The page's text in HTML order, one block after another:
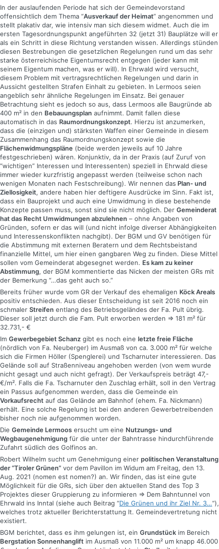
In der auslaufenden Periode hat sich der Gemeindevorstand
offensichtlich dem Thema “Ausverkauf der Heimat” angenommen und
stellt plakativ dar, wie intensiv man sich diesem widmet. Auch die im
ersten Tagesordnungspunkt angeführten 32 (jetzt 31) Bauplätze will er
als ein Schritt in diese Richtung verstanden wissen. Allerdings stünden
diesen Bestrebungen die gesetzlichen Regelungen rund um das sehr
starke österreichische Eigentumsrecht entgegen (jeder kann mit
seinem Eigentum machen, was er will). In Ehrwald wird versucht,
diesem Problem mit vertragsrechtlichen Regelungen und darin in
Aussicht gestellten Strafen Einhalt zu gebieten. In Lermoos seien
angeblich sehr ähnliche Regelungen im Einsatz. Bei genauer
Betrachtung sieht es jedoch so aus, dass Lermoos alle Baugründe ab
400 m² in den Bebauungsplan aufnimmt. Damit fallen diese
automatisch in das Raumordnungskonzept. Hierzu ist anzumerken,
dass die (einzigen und) stärksten Waffen einer Gemeinde in diesem
Zusammenhang das Raumordnungskonzept sowie die
Flächenwidmungspläne (beide werden jeweils auf 10 Jahre
festgeschrieben) wären. Konjunktiv, da in der Praxis (auf Zuruf von
“wichtigen” Interessen und Interessenten) speziell in Ehrwald diese
immer wieder kurzfristig angepasst werden (teilweise schon nach
wenigen Monaten nach Festschreibung). Wir nennen das Plan- und
Ziellosigkeit, andere haben hier deftigere Ausdrücke im Sinn. Fakt ist,
dass ein Bauprojekt und auch eine Umwidmung in diese bestehende
Konzepte passen muss, sonst sind sie nicht möglich. Der Gemeinderat
hat das Recht Umwidmungen abzulehnen – ohne Angaben von
Gründen, sofern er das will (und nicht infolge diverser Abhängigkeiten
und Interessenskonflikten nachgibt). Der BGM und GV benötigen für
die Abstimmung mit externen Beratern und dem Rechtsbeistand
finanzielle Mittel, um hier einen gangbaren Weg zu finden. Diese Mittel
sollen vom Gemeinderat abgesegnet werden. Es kam zu keiner
Abstimmung, der BGM kommentierte das Nicken der meisten GRs mit
der Bemerkung “…das geht auch so.”
Bereits früher wurde vom GR der Verkauf des ehemaligen Köck Areals
positiv entschieden. Aus dieser Entscheidung ist seit 2016 noch ein
schmaler Streifen entlang des Betriebsgeländes der Fa. Pult übrig.
Dieser soll jetzt durch die Fam. Pult erworben werden => 181 m² für
32.731,- €
Im Gewerbegebiet Schanz gibt es noch eine letzte freie Fläche
(nördlich von Fa. Neuberger) im Ausmaß von ca. 3.000 m² für welche
sich die Firmen Höller (Spenglerei) und Tscharnuter interessieren. Das
Gelände soll auf Straßenniveau angehoben werden (von wem wurde
nicht gesagt und auch nicht gefragt). Der Verkaufspreis beträgt 47,-
€/m². Falls die Fa. Tscharnuter den Zuschlag erhält, soll in den Vertrag
ein Passus aufgenommen werden, dass die Gemeinde ein
Vorkaufsrecht auf das Gelände am Bahnhof (ehem. Fa. Nickmann)
erhält. Eine solche Regelung ist bei den anderen Gewerbetreibenden
bisher noch nie aufgenommen worden.
Die Gemeinde Lermoos ersucht um eine Nutzungs- und
Wegbaugenehmigung für die unter der Bahntrasse hindurchführende
Zufahrt südlich des Golfinos an.
Robert Wilhelm sucht um Genehmigung einer politischen Veranstaltung
der “Tiroler Grünen” vor dem Pavillon im Widum am Freitag, den 13.
Aug. 2021 (nomen est nomen?) an. Wir finden, das ist eine gute
Möglichkeit für die GRs, sich über den aktuellen Stand des Top 3
Projektes dieser Gruppierung zu informieren => Dem Bahntunnel von
Ehrwald ins Inntal (siehe auch Beitrag “Die Grünen und ihr Ziel Nr. 3…“),
welches trotz aktueller Berichterstattung lt. Gemeindevertretung nicht
existiert.
BGM berichtet, dass es ihm gelungen ist, ein Grundstück im Bereich
Bergstation Sonnenhanglift im Ausmaß von 11.000 m² um knapp 46.000